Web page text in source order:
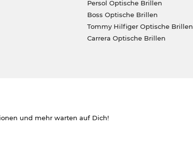
Persol Optische Brillen
Boss Optische Brillen
Tommy Hilfiger Optische Brillen
Carrera Optische Brillen
und mehr warten auf Dich!